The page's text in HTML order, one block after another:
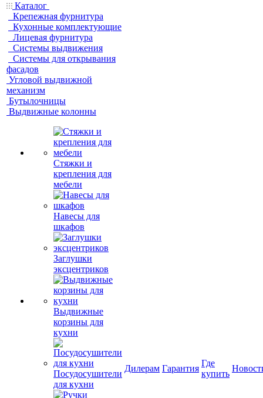
Каталог
Крепежная фурнитура
Кухонные комплектующие
Лицевая фурнитура
Системы выдвижения
Системы для открывания
фасадов
Угловой выдвижной
механизм
Бутылочницы
Выдвижные колонны
Стяжки и
крепления для
мебели
Навесы для
шкафов
Заглушки
эксцентриков
Выдвижные
корзины для
кухни
Посудосушители
для кухни
Дилерам Гарантия
Где
купить